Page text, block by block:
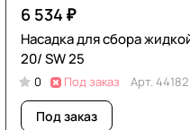
6 534 ₽
Насадка для сбора
20/ SW 25
0 Под заказ Арт. 44182
Под заказ